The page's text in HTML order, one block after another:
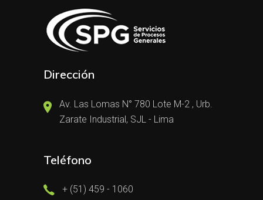
Dirección
Av. Las Lomas N° 780 Lote M-2 , Urb.
Zarate Industrial, SJL - Lima
Teléfono
+ (51) 459 - 1060